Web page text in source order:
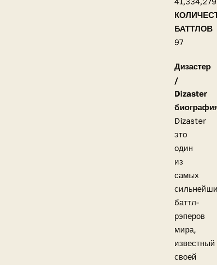
БАТТЛОВ
97
Дизастер
/
Dizaster
Dizaster
это
один
из
самых
баттл-
рэперов
мира,
известный
своей